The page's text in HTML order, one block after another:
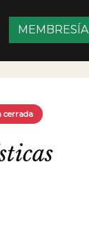
MEMBRESÍA
cerrada